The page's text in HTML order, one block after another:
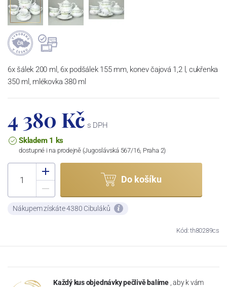
6x šálek 200 ml, 6x podšálek 155 mm, konev čajová 1,2 l, cukřenka
350 ml, mlékovka 380 ml
4 380 Kč s DPH
Skladem 1 ks
dostupné i na prodejně (Jugoslávská 567/16, Praha 2)
Do košíku
Nákupem získáte 4380 Cibuláků
Kód: th80289cs
Každý kus objednávky pečlivě balíme , aby k vám